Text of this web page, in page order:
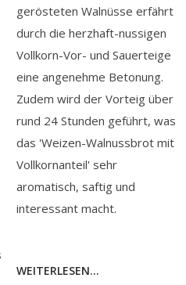
gerösteten Walnüsse erfährt
durch die herzhaft-nussigen
Vollkorn-Vor- und Sauerteige
eine angenehme Betonung.
Zudem wird der Vorteig über
rund 24 Stunden geführt, was
das 'Weizen-Walnussbrot mit
Vollkornanteil' sehr
aromatisch, saftig und
interessant macht.
WEITERLESEN...